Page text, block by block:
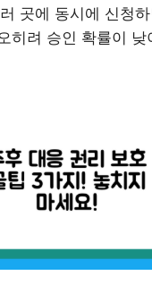
곳에 동시에 신청
히려 승인 확률이 낮